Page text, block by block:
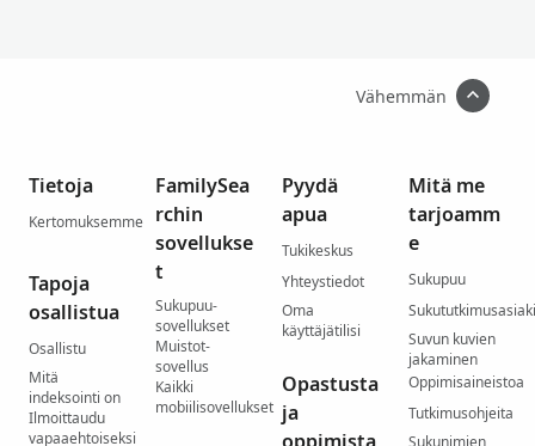
Vähemmän
Tietoja
Kertomuksemme
Tapoja
osallistua
Osallistu
Mitä
indeksointi on
Ilmoittaudu
vapaaehtoiseksi
FamilySea
rchin
sovellukse
t
Sukupuu-
sovellukset
Muistot-
sovellus
Kaikki
mobiilisovellukset
Pyydä
apua
Tukikeskus
Yhteystiedot
Oma
käyttäjätilisi
Opastusta
ja
Mitä me
tarjoamm
e
Sukupuu
Suvun kuvien
jakaminen
Oppimisaineistoa
Tutkimusohjeita
Sukunimien